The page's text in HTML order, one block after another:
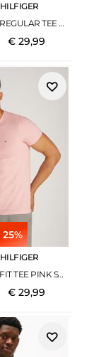
SCRIPT STACK REGULAR TEE RUSTY OCHRE
€ 29,99
25%
STRETCH SLIM FIT TEE PINK SHADE
€ 29,99